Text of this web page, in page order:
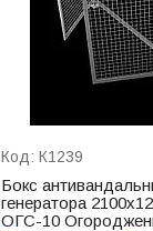
К1239
Бокс
генератора
ОГС-10